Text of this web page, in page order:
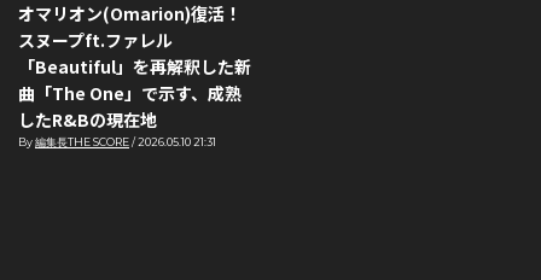
オマリオン(Omarion)復活！
スヌープft.ファレル
「Beautiful」を再解釈した新
曲「The One」で示す、成熟
したR&Bの現在地
By編集長THE SCORE/2026.05.10 21:31